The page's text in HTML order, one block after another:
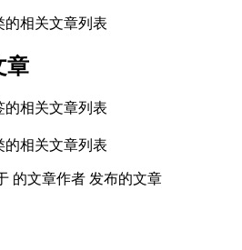
的相关文章列表
章
的相关文章列表
的相关文章列表
的文章作者 发布的文章